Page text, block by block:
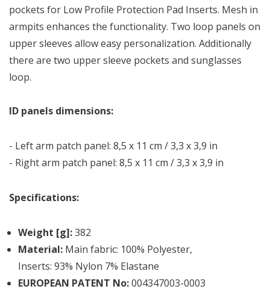
pockets for Low Profile Protection Pad Inserts. Mesh in
armpits enhances the functionality. Two loop panels on
upper sleeves allow easy personalization. Additionally
there are two upper sleeve pockets and sunglasses
loop.
ID panels dimensions:
- Left arm patch panel: 8,5 x 11 cm / 3,3 x 3,9 in
- Right arm patch panel: 8,5 x 11 cm / 3,3 x 3,9 in
Specifications:
Weight [g]:382
Material: Main fabric: 100% Polyester,
Inserts: 93% Nylon 7% Elastane
EUROPEAN PATENT No:004347003-0003